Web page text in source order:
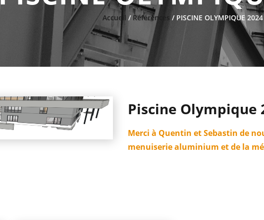
Accueil / Références / PISCINE OLYMPIQUE 2024
Piscine Olympique
Merci à Quentin et Sebastin de
menuiserie aluminium et de la